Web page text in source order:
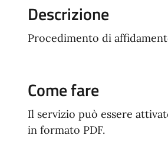
Descrizione
Procedimento di
Come fare
Il servizio può essere
in formato PDF.